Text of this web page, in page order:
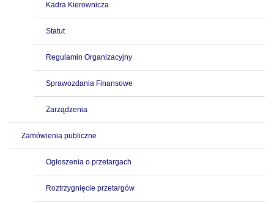
Kadra Kierownicza
Statut
Regulamin Organizacyjny
Sprawozdania Finansowe
Zarządzenia
Zamówienia publiczne
Ogłoszenia o przetargach
Roztrzygnięcie przetargów